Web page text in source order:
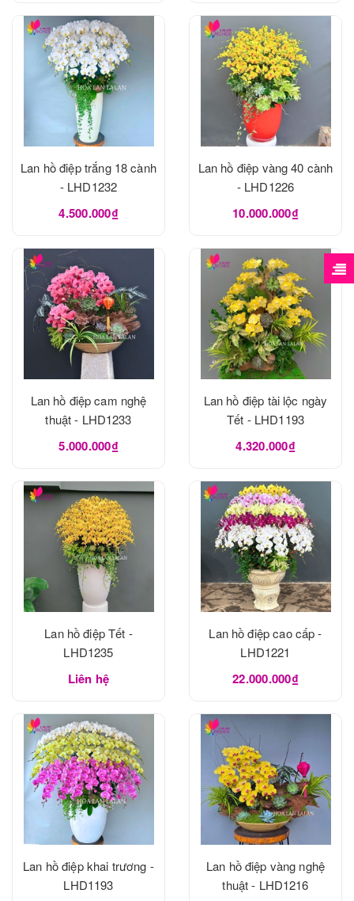
Lan hồ điệp trắng 18 cành
- LHD1232
4.500.000₫
Lan hồ điệp vàng 40 cành
- LHD1226
10.000.000₫
Lan hồ điệp cam nghệ
thuật - LHD1233
5.000.000₫
Lan hồ điệp tài lộc ngày
Tết - LHD1193
4.320.000₫
Lan hồ điệp Tết -
LHD1235
Liên hệ
Lan hồ điệp cao cấp -
LHD1221
22.000.000₫
Lan hồ điệp khai trương -
LHD1193
Lan hồ điệp vàng nghệ
thuật - LHD1216